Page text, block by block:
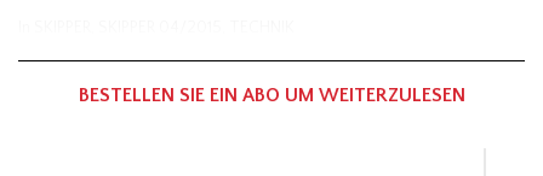
BESTELLEN SIE EIN ABO UM WEITERZULESEN